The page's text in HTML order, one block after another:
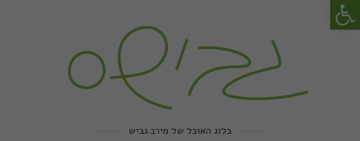
בלוג האוכל של מירב גביש